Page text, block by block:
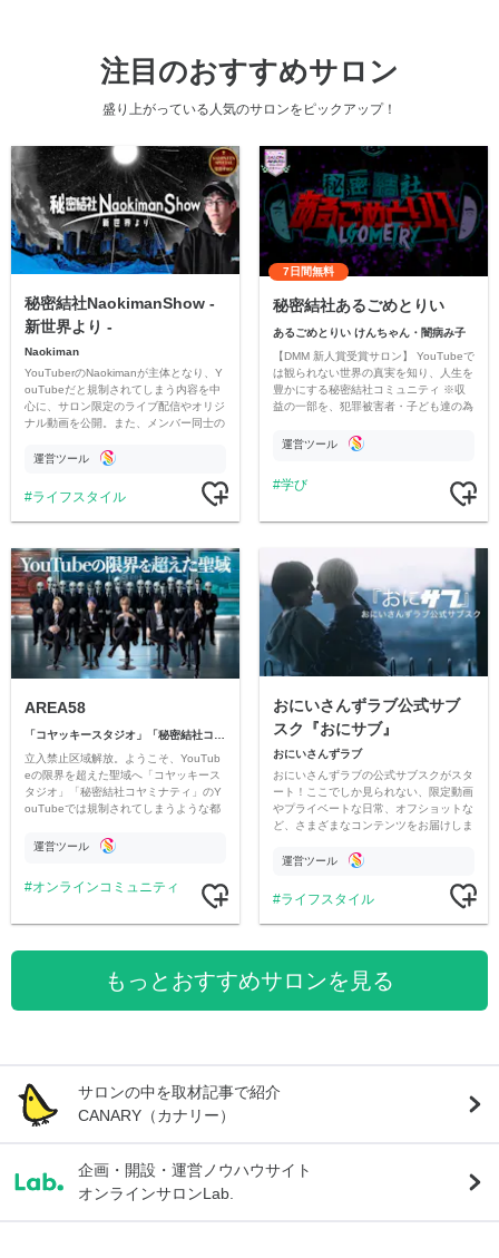
注目のおすすめサロン
盛り上がっている人気のサロンをピックアップ！
秘密結社NaokimanShow -
新世界より -
Naokiman
YouTuberのNaokimanが主体となり、Y
ouTubeだと規制されてしまう内容を中
心に、サロン限定のライブ配信やオリジ
ナル動画を公開。また、メンバー同士の
ただいています。
運営ツール
ライフスタイル
7日間無料
秘密結社あるごめとりい
あるごめとりい けんちゃん・闇病み子
【DMM 新人賞受賞サロン】 YouTubeで
は観られない世界の真実を知り、人生を
豊かにする秘密結社コミュニティ ※収
益の一部を、犯罪被害者・子ども達の為
す運営ツール
学び
AREA58
立入禁止区域解放。ようこそ、YouTub
eの限界を超えた聖域へ「コヤッキース
タジオ」「秘密結社コヤミナティ」のY
ouTubeでは規制されてしまうような都
公開。
運営ツール
オンラインコミュニティ
おにいさんずラブ公式サブ
スク『おにサブ』
おにいさんずラブ
おにいさんずラブの公式サブスクがスタ
ート！ここでしか見られない、限定動画
やプライベートな日常、オフショットな
ど、さまざまなコンテンツをお届けしま
運営ツール
ライフスタイル
もっとおすすめサロンを見る
サロンの中を取材記事で紹介
CANARY（カナリー）
企画・開設・運営ノウハウサイト
オンラインサロンLab.